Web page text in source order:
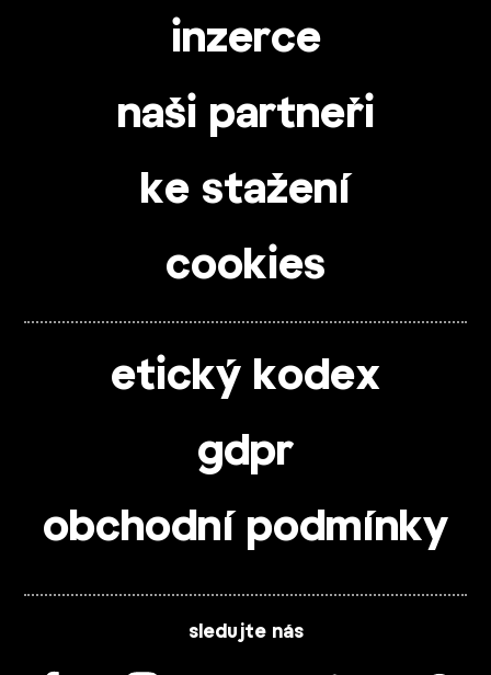
inzerce
naši partneři
ke stažení
cookies
etický kodex
gdpr
obchodní podmínky
sledujte nás